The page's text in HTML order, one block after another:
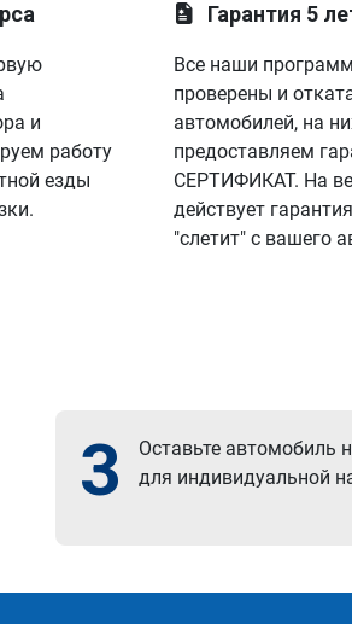
и
работу
езды
Гарантия 5
Все наши
проверены и
автомобилей, на
предоставляем
СЕРТИФИКАТ. На
действует
"слетит" с вашего
3
Оставьте автомобиль
для индивидуальной